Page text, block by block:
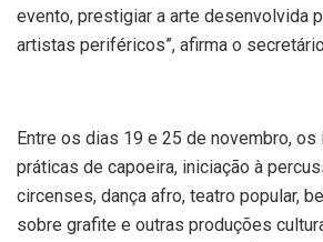
evento, prestigiar a arte desenvolvida
artistas periféricos”, afirma o
Entre os dias 19 e 25 de novembro,
práticas de capoeira, iniciação à
circenses, dança afro, teatro popular,
sobre grafite e outras produções